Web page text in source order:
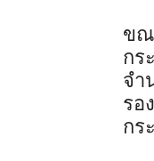
ขณ
กร
จำ
รอ
กร